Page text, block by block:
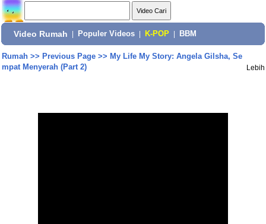
Video Rumah Populer Videos K-POP BBM
Rumah>> Previous Page>> My Life My Story: Angela Gilsha, Se
mpat Menyerah (Part 2)
Lebih